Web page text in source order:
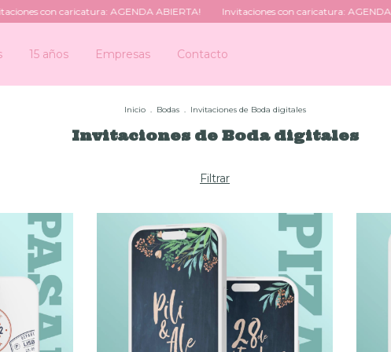
con caricatura: AGENDA ABIERTA! Invitaciones con caricatura: AGENDA
15 años Empresas Contacto
Inicio . Bodas . Invitaciones de Boda digitales
Invitaciones de Boda digitales
Filtrar